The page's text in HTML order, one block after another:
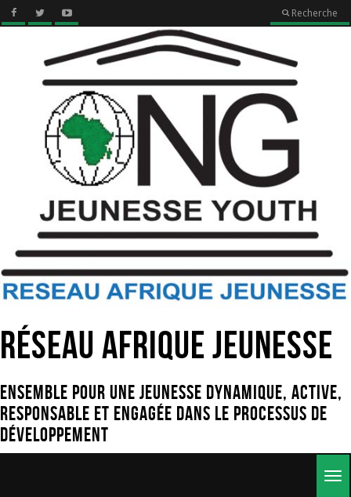
Recherche
Réseau Afrique Jeunesse
Ensemble pour une jeunesse dynamique, active,
responsable et engagée dans le processus de
développement